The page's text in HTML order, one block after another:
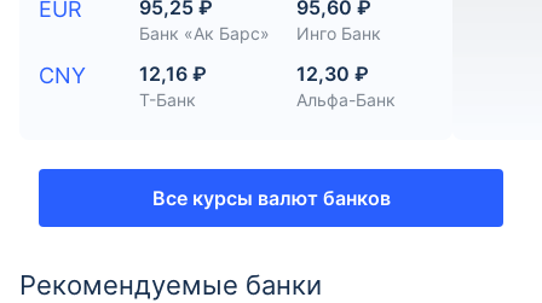
EUR 95,25 ₽
Банк «Ак Барс»
95,60 ₽
Инго Банк
CNY 12,16 ₽
Т-Банк
12,30 ₽
Альфа-Банк
Все курсы валют банков
Рекомендуемые банки